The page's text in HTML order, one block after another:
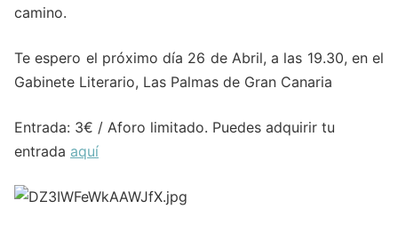
camino.
Te espero el próximo día 26 de Abril, a las 19.30, en el
Gabinete Literario, Las Palmas de Gran Canaria
Entrada: 3€ / Aforo limitado. Puedes adquirir tu
entrada aquí